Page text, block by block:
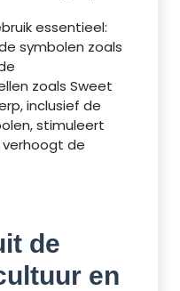
essentieel:
symbolen zoals
zoals Sweet
inclusief de
stimuleert
verhoogt de
de
en